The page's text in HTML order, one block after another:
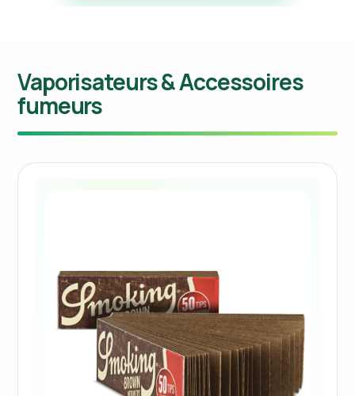
Vaporisateurs & Accessoires
fumeurs